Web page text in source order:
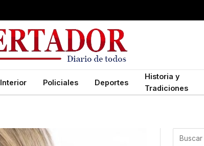
Interior Policiales Deportes
Historia y
Tradiciones